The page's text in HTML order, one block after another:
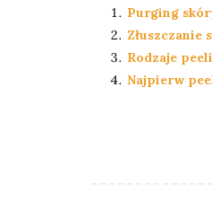
Purging
Złuszczanie
Rodzaje
Najpierw